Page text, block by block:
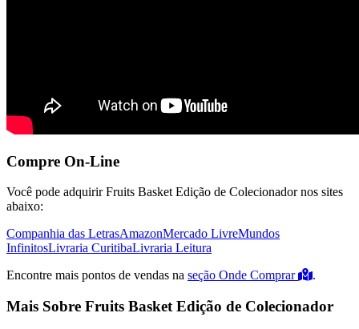
Compre On-Line
Você pode adquirir Fruits Basket Edição de Colecionador nos sites
abaixo:
Companhia das LetrasAmazonMercado LivreMundos
InfinitosLivraria CuritibaLivraria Leitura
Encontre mais pontos de vendas na seção Onde Comprar .
Mais Sobre Fruits Basket Edição de Colecionador